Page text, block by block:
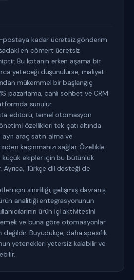
postaya kadar ücretsiz gönderim
en cömert ücretsiz
Bu kotanın erken aşama bir
yeteceği düşünülürse, maliyet
mükemmel bir başlangıç
pazarlama, canlı sohbet ve CRM
sunulur.
editörü, temel otomasyon
özellikleri tek çatı altında
ayrı araç satın alma ve
kaçınmanızı sağlar. Özellikle
küçük ekipler için bu bütünlük
Ayrıca, Türkçe dil desteği de
için sınırlılığı, gelişmiş davranış
analitiği entegrasyonunun
ürün içi aktivitesini
ve buna göre otomasyonlar
Büyüdükçe, daha spesifik
yetenekleri yetersiz kalabilir ve